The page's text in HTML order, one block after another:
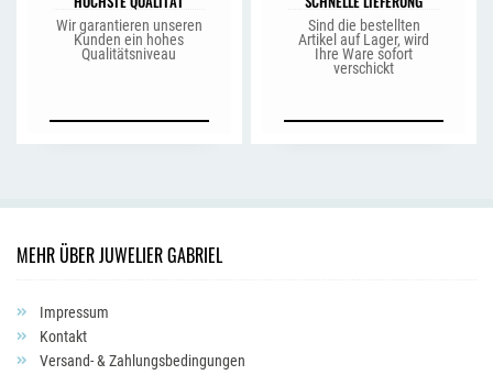
Wir garantieren unseren
Kunden ein hohes
Qualitätsniveau
Sind die bestellten
Artikel auf Lager, wird
Ihre Ware sofort
verschickt
MEHR ÜBER JUWELIER GABRIEL
Impressum
Kontakt
Versand- & Zahlungsbedingungen